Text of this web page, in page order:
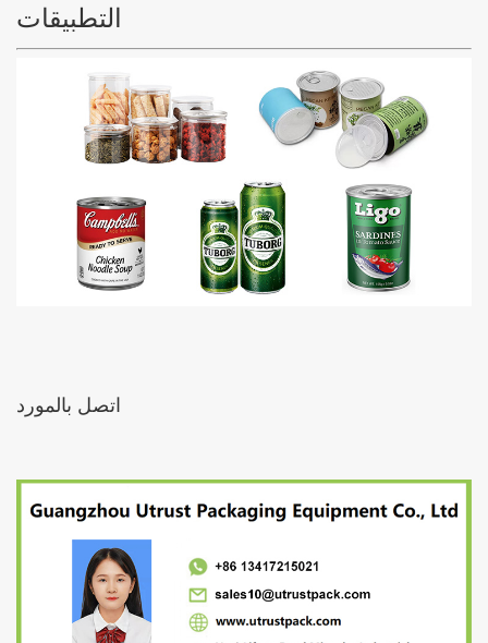
التطبيقات
اتصل بالمورد